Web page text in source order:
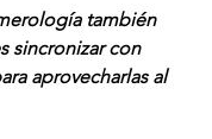
también
sincronizar con
aprovecharlas al